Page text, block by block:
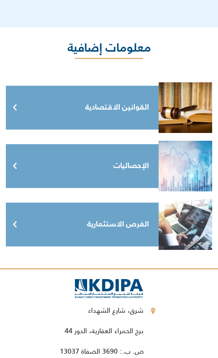
معلومات إضافية
القوانين الاقتصادية
الإحصائيات
الفرص الاستثمارية
شرق، شارع الشهداء
برج الحمراء العقارية، الدور 44
ص. ب.: 3690 الصفاة 13037